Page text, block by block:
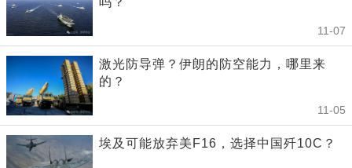
11-07
激光防导弹？伊朗的防空能力，哪里来
的？
11-05
埃及可能放弃美F16，选择中国歼10C？